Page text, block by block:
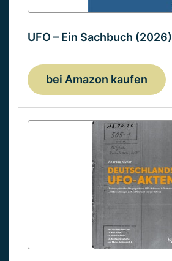
UFO – Ein Sachbuch (2026)
bei Amazon kaufen